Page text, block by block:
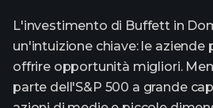
L'investimento di Buffett in
un'intuizione chiave: le aziende
offrire opportunità migliori.
parte dell'S&P 500 a grande